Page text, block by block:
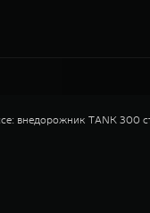
внедорожник TANK 300